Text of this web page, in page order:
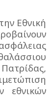
Εθνική
εθνικών